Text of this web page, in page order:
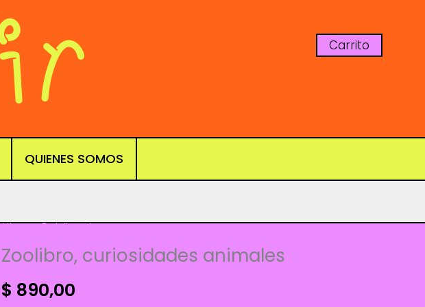
Carrito
QUIENES SOMOS
Libros,Publicaciones
Zoolibro, curiosidades animales
$ 890,00